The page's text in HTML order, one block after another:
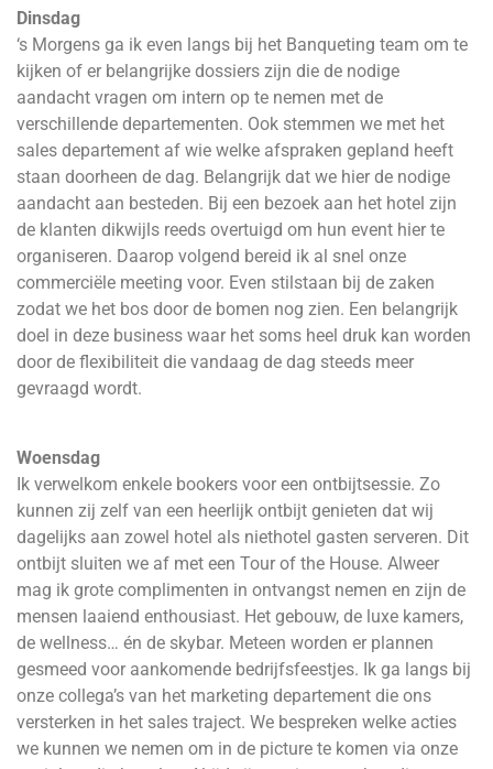
Dinsdag
‘s Morgens ga ik even langs bij het Banqueting team om te
kijken of er belangrijke dossiers zijn die de nodige
aandacht vragen om intern op te nemen met de
verschillende departementen. Ook stemmen we met het
sales departement af wie welke afspraken gepland heeft
staan doorheen de dag. Belangrijk dat we hier de nodige
aandacht aan besteden. Bij een bezoek aan het hotel zijn
de klanten dikwijls reeds overtuigd om hun event hier te
organiseren. Daarop volgend bereid ik al snel onze
commerciële meeting voor. Even stilstaan bij de zaken
zodat we het bos door de bomen nog zien. Een belangrijk
doel in deze business waar het soms heel druk kan worden
door de flexibiliteit die vandaag de dag steeds meer
gevraagd wordt.
Woensdag
Ik verwelkom enkele bookers voor een ontbijtsessie. Zo
kunnen zij zelf van een heerlijk ontbijt genieten dat wij
dagelijks aan zowel hotel als niethotel gasten serveren. Dit
ontbijt sluiten we af met een Tour of the House. Alweer
mag ik grote complimenten in ontvangst nemen en zijn de
mensen laaiend enthousiast. Het gebouw, de luxe kamers,
de wellness… én de skybar. Meteen worden er plannen
gesmeed voor aankomende bedrijfsfeestjes. Ik ga langs bij
onze collega’s van het marketing departement die ons
versterken in het sales traject. We bespreken welke acties
we kunnen we nemen om in de picture te komen via onze